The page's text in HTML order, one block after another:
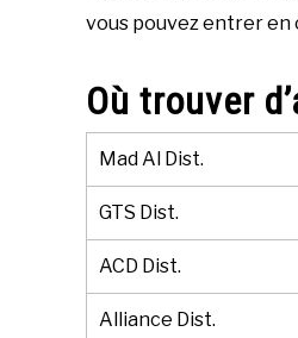
vous pouvez entrer en
Où trouver
Mad Al Dist.
GTS Dist.
ACD Dist.
Alliance Dist.